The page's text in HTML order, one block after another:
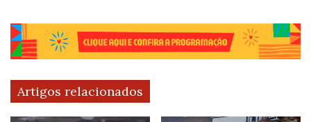
Artigos relacionados